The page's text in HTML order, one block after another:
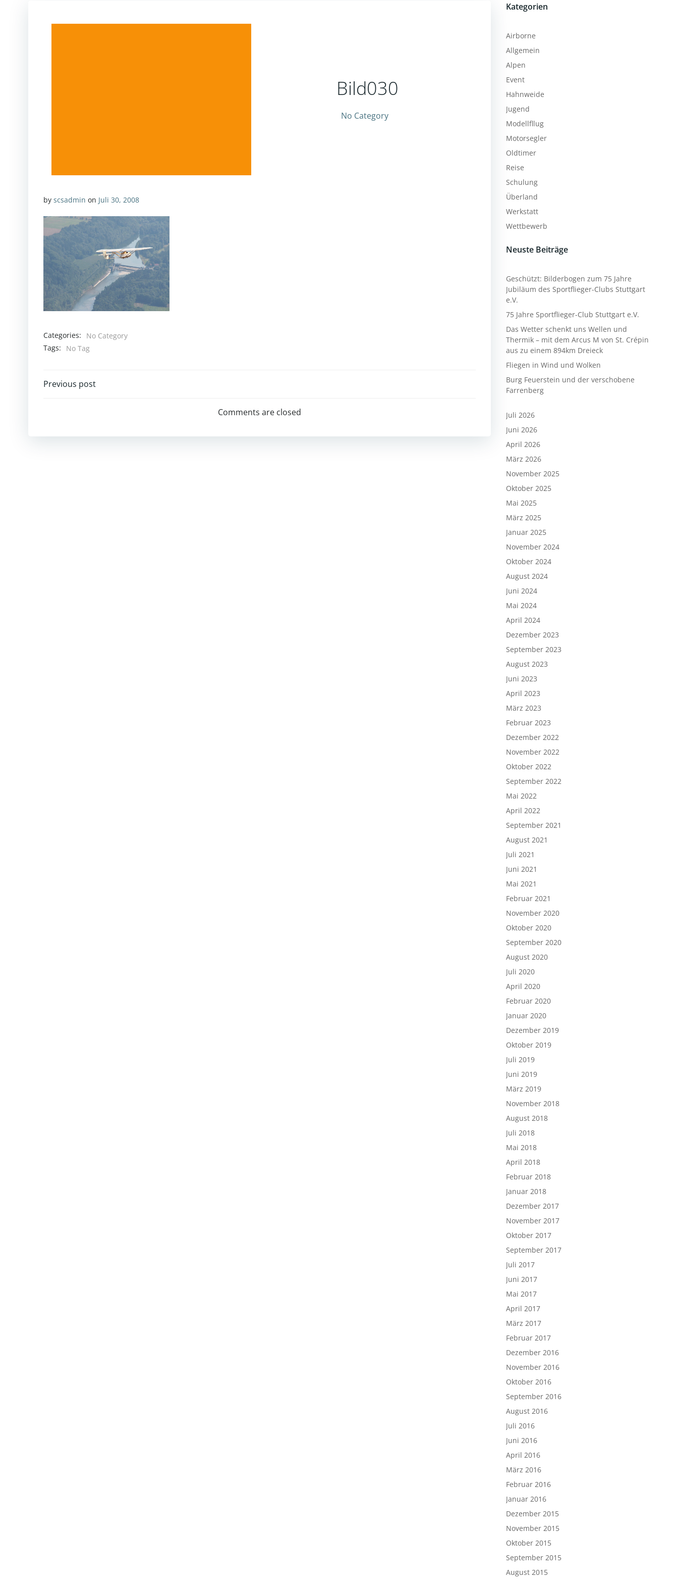
Bild030
No Category
by scsadmin on Juli 30, 2008
Categories:
No Category
Tags:
No Tag
Post
Previous post
Comments are closed
Kategorien
Airborne
Allgemein
Alpen
Event
Hahnweide
Jugend
Modellfllug
Motorsegler
Oldtimer
Reise
Schulung
Überland
Werkstatt
Wettbewerb
Neuste Beiträge
Geschützt: Bilderbogen zum 75 Jahre
Jubiläum des Sportflieger-Clubs Stuttgart
e.V.
75 Jahre Sportflieger-Club Stuttgart e.V.
Das Wetter schenkt uns Wellen und
Thermik – mit dem Arcus M von St. Crépin
aus zu einem 894km Dreieck
Fliegen in Wind und Wolken
Burg Feuerstein und der verschobene
Farrenberg
Juli 2026
Juni 2026
April 2026
März 2026
November 2025
Oktober 2025
Mai 2025
März 2025
Januar 2025
November 2024
Oktober 2024
August 2024
Juni 2024
Mai 2024
April 2024
Dezember 2023
September 2023
August 2023
Juni 2023
April 2023
März 2023
Februar 2023
Dezember 2022
November 2022
Oktober 2022
September 2022
Mai 2022
April 2022
September 2021
August 2021
Juli 2021
Juni 2021
Mai 2021
Februar 2021
November 2020
Oktober 2020
September 2020
August 2020
Juli 2020
April 2020
Februar 2020
Januar 2020
Dezember 2019
Oktober 2019
Juli 2019
Juni 2019
März 2019
November 2018
August 2018
Juli 2018
Mai 2018
April 2018
Februar 2018
Januar 2018
Dezember 2017
November 2017
Oktober 2017
September 2017
Juli 2017
Juni 2017
Mai 2017
April 2017
März 2017
Februar 2017
Dezember 2016
November 2016
Oktober 2016
September 2016
August 2016
Juli 2016
Juni 2016
April 2016
März 2016
Februar 2016
Januar 2016
Dezember 2015
November 2015
Oktober 2015
September 2015
August 2015